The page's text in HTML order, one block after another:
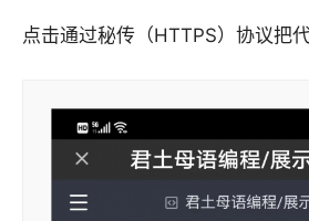
点击通过秘传（HTTPS）协议把